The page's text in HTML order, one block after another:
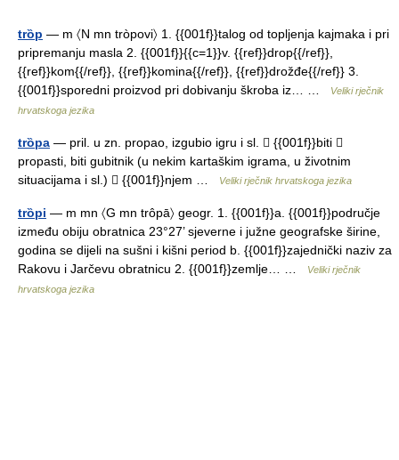
trȍp — m 〈N mn tròpovi〉 1. {{001f}}talog od topljenja kajmaka i pri
pripremanju masla 2. {{001f}}{{c=1}}v. {{ref}}drop{{/ref}},
{{ref}}kom{{/ref}}, {{ref}}komina{{/ref}}, {{ref}}drožđe{{/ref}} 3.
{{001f}}sporedni proizvod pri dobivanju škroba iz… …
Veliki rječnik
hrvatskoga jezika
trȍpa — pril. u zn. propao, izgubio igru i sl. ⃞ {{001f}}biti ∼
propasti, biti gubitnik (u nekim kartaškim igrama, u životnim
situacijama i sl.) ✧ {{001f}}njem …
Veliki rječnik hrvatskoga jezika
trȍpi — m mn 〈G mn trôpā〉 geogr. 1. {{001f}}a. {{001f}}područje
između obiju obratnica 23°27’ sjeverne i južne geografske širine,
godina se dijeli na sušni i kišni period b. {{001f}}zajednički naziv za
Rakovu i Jarčevu obratnicu 2. {{001f}}zemlje… …
Veliki rječnik
hrvatskoga jezika